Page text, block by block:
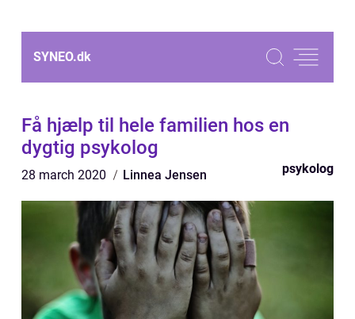
SYNEO.dk
Få hjælp til hele familien hos en
dygtig psykolog
28 march 2020 Linnea Jensen psykolog